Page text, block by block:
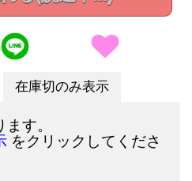
在庫切のみ表示
す。
をクリックしてくださ